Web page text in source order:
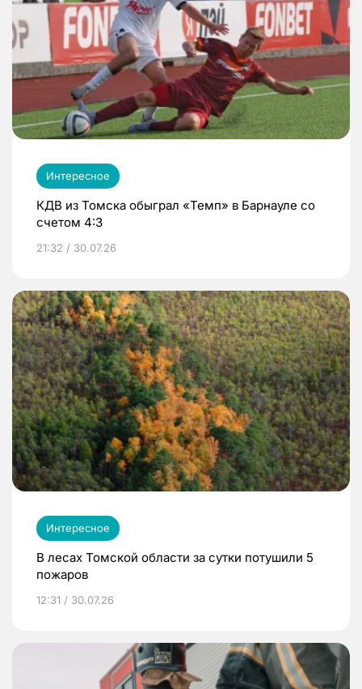
Интересное
КДВ из Томска обыграл «Темп» в Барнауле со
счетом 4:3
21:32 / 30.07.26
Интересное
В лесах Томской области за сутки потушили 5
пожаров
12:31 / 30.07.26